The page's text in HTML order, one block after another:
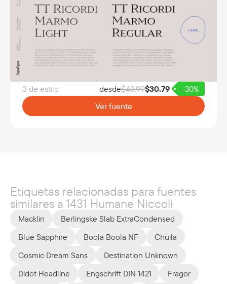
3 de estilo desde$43.99$30.79 –30%
Ver fuente
Etiquetas relacionadas para fuentes
similares a 1431 Humane Niccoli
Macklin
Berlingske Slab ExtraCondensed
Blue Sapphire
Boola Boola NF
Chuila
Cosmic Dream Sans
Destination Unknown
Didot Headline
Engschrift DIN 1421
Fragor